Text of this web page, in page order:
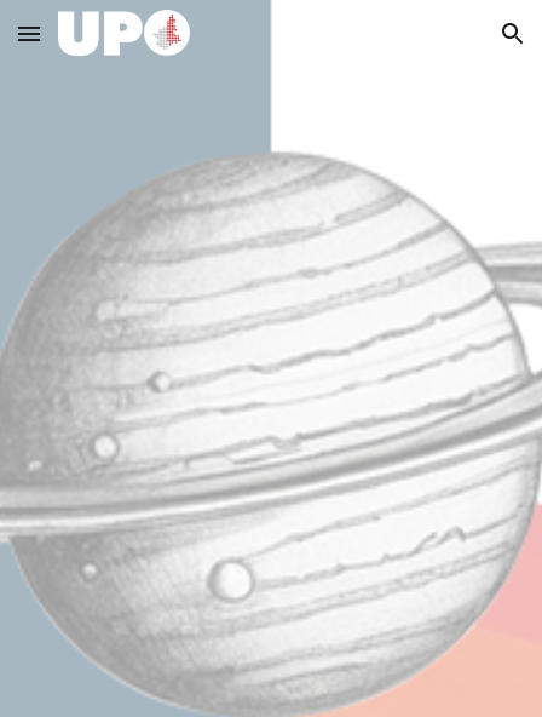
Skip to main content Skip to navigation